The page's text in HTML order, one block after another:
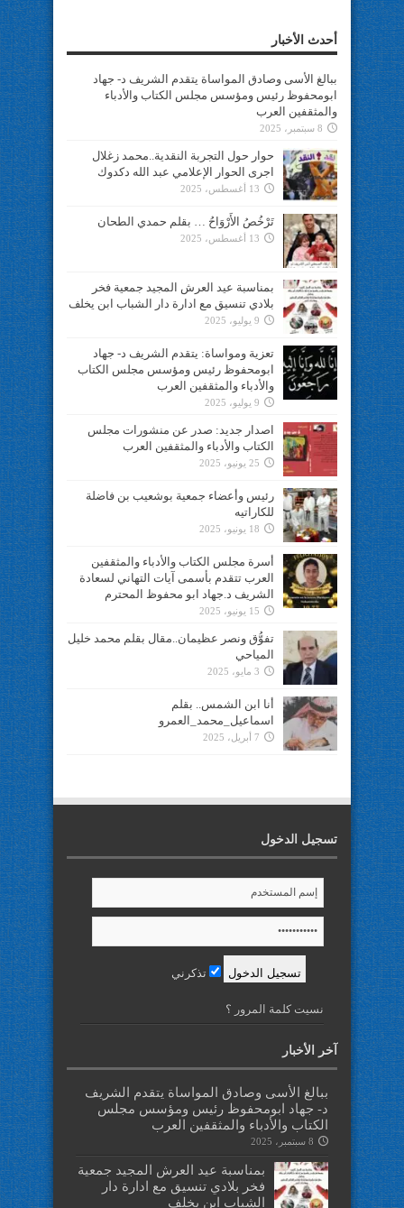
أحدث الأخبار
ببالغ الأسى وصادق المواساة يتقدم الشريف د- جهاد
ابومحفوظ رئيس ومؤسس مجلس الكتاب والأدباء
والمثقفين العرب
8 سبتمبر، 2025
حوار حول التجربة النقدية..محمد زغلال
اجرى الحوار الإعلامي عبد الله دكدوك
13 أغسطس، 2025
تَرْخُصُ الأَرْوَاحُ … بقلم حمدي الطحان
13 أغسطس، 2025
بمناسبة عيد العرش المجيد جمعية فخر
بلادي تنسيق مع ادارة دار الشباب ابن يخلف
9 يوليو، 2025
تعزية ومواساة: يتقدم الشريف د- جهاد
ابومحفوظ رئيس ومؤسس مجلس الكتاب
والأدباء والمثقفين العرب
9 يوليو، 2025
اصدار جديد: صدر عن منشورات مجلس
الكتاب والأدباء والمثقفين العرب
25 يونيو، 2025
رئيس وأعضاء جمعية بوشعيب بن فاضلة
للكاراتيه
18 يونيو، 2025
أسرة مجلس الكتاب والأدباء والمثقفين
العرب تتقدم بأسمى آيات التهاني لسعادة
الشريف د.جهاد ابو محفوظ المحترم
15 يونيو، 2025
تفوُّق ونصر عظيمان..مقال بقلم محمد خليل
المياحي
3 مايو، 2025
أنا ابن الشمس.. بقلم
اسماعيل_محمد_العمرو
7 أبريل، 2025
تسجيل الدخول
تذكرني
نسيت كلمة المرور ؟
آخر الأخبار
ببالغ الأسى وصادق المواساة يتقدم الشريف
د- جهاد ابومحفوظ رئيس ومؤسس مجلس
الكتاب والأدباء والمثقفين العرب
8 سبتمبر، 2025
بمناسبة عيد العرش المجيد جمعية
فخر بلادي تنسيق مع ادارة دار
الشباب ابن يخلف